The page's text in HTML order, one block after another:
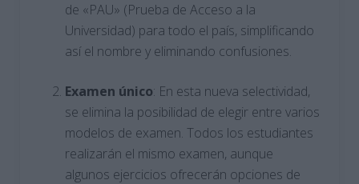
de «PAU» (Prueba de Acceso a la
Universidad) para todo el país, simplificando
así el nombre y eliminando confusiones.
Examen único: En esta nueva selectividad,
se elimina la posibilidad de elegir entre varios
modelos de examen. Todos los estudiantes
realizarán el mismo examen, aunque
algunos ejercicios ofrecerán opciones de